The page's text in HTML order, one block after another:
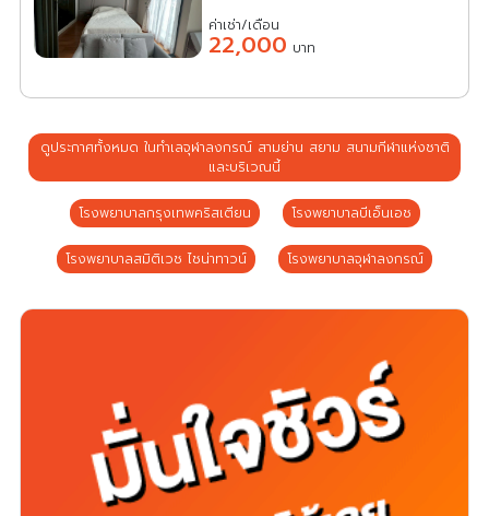
ค่าเช่า/เดือน
22,000 บาท
ดูประกาศทั้งหมด ในทำเลจุฬาลงกรณ์ สามย่าน สยาม สนามกีฬาแห่งชาติ
และบริเวณนี้
โรงพยาบาลกรุงเทพคริสเตียน โรงพยาบาลบีเอ็นเอช
โรงพยาบาลสมิติเวช ไชน่าทาวน์ โรงพยาบาลจุฬาลงกรณ์